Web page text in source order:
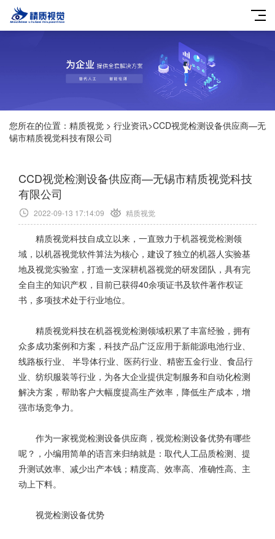
您所在的位置： 精质视觉 > 行业资讯>CCD视觉检测设备供应商—无
锡市精质视觉科技有限公司
CCD视觉检测设备供应商—无锡市精质视觉科技
有限公司
2022-09-13 17:14:09 精质视觉
精质视觉科技自成立以来，一直致力于机器视觉检测领
域，以机器视觉软件算法为核心，建设了独立的机器人实验基
地及视觉实验室，打造一支深耕机器视觉的研发团队，具有完
全自主的知识产权，目前已获得40余项证书及软件著作权证
书，多项技术处于行业地位。
精质视觉科技在机器视觉检测领域积累了丰富经验，拥有
众多成功案例和方案，科技产品广泛应用于新能源电池行业、
线路板行业、 半导体行业、医药行业、精密五金行业、食品行
业、纺织服装等行业，为各大企业提供定制服务和自动化检测
解决方案，帮助客户大幅度提高生产效率，降低生产成本，增
强市场竞争力。
作为一家视觉检测设备供应商，视觉检测设备优势有哪些
呢？，小编用简单的语言来归纳就是：取代人工品质检测、提
升测试效率、减少出产本钱；精度高、效率高、准确性高、主
动上下料。
视觉检测设备优势